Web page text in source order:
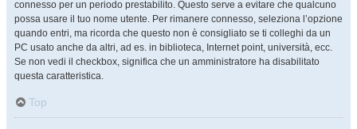
connesso per un periodo prestabilito. Questo serve a evitare che qualcuno
possa usare il tuo nome utente. Per rimanere connesso, seleziona l’opzione
quando entri, ma ricorda che questo non è consigliato se ti colleghi da un
PC usato anche da altri, ad es. in biblioteca, Internet point, università, ecc.
Se non vedi il checkbox, significa che un amministratore ha disabilitato
questa caratteristica.
Top